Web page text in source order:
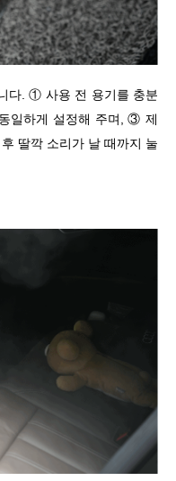
다. ① 사용 전 용기를 충분
일하게 설정해 주며, ③ 제
딸깍 소리가 날 때까지 눌